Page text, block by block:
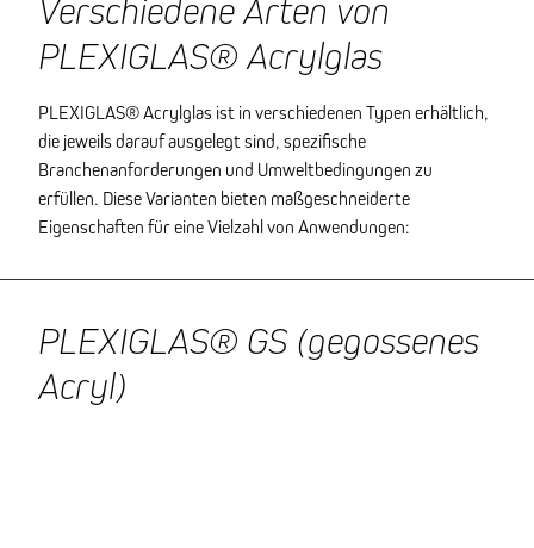
Verschiedene Arten von
PLEXIGLAS® Acrylglas
PLEXIGLAS® Acrylglas ist in verschiedenen Typen erhältlich,
die jeweils darauf ausgelegt sind, spezifische
Branchenanforderungen und Umweltbedingungen zu
erfüllen. Diese Varianten bieten maßgeschneiderte
Eigenschaften für eine Vielzahl von Anwendungen:
PLEXIGLAS® GS (gegossenes
Acryl)